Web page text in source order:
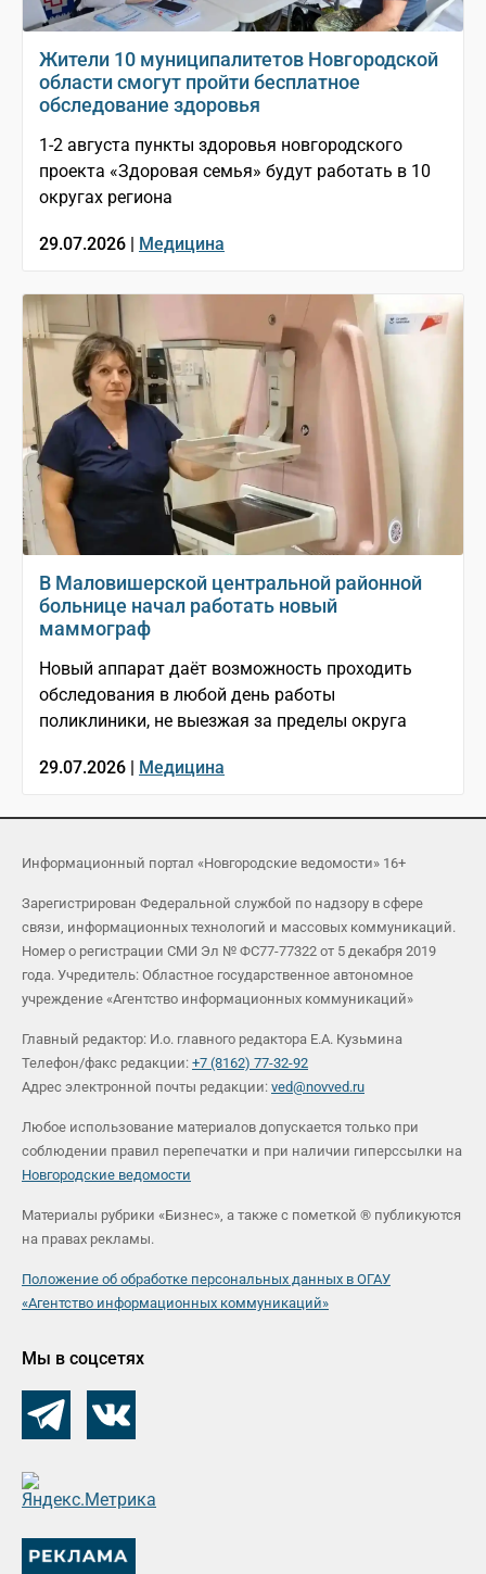
Жители 10 муниципалитетов Новгородской
области смогут пройти бесплатное
обследование здоровья
1-2 августа пункты здоровья новгородского
проекта «Здоровая семья» будут работать в 10
округах региона
29.07.2026 | Медицина
В Маловишерской центральной районной
больнице начал работать новый
маммограф
Новый аппарат даёт возможность проходить
обследования в любой день работы
поликлиники, не выезжая за пределы округа
29.07.2026 | Медицина
Информационный портал «Новгородские ведомости» 16+
Зарегистрирован Федеральной службой по надзору в сфере
связи, информационных технологий и массовых коммуникаций.
Номер о регистрации СМИ Эл № ФС77-77322 от 5 декабря 2019
года. Учредитель: Областное государственное автономное
учреждение «Агентство информационных коммуникаций»
Главный редактор: И.о. главного редактора Е.А. Кузьмина
Телефон/факс редакции: +7 (8162) 77-32-92
Адрес электронной почты редакции: ved@novved.ru
Любое использование материалов допускается только при
соблюдении правил перепечатки и при наличии гиперссылки на
Новгородские ведомости
Материалы рубрики «Бизнес», а также с пометкой ® публикуются
на правах рекламы.
Положение об обработке персональных данных в ОГАУ
«Агентство информационных коммуникаций»
Мы в соцсетях